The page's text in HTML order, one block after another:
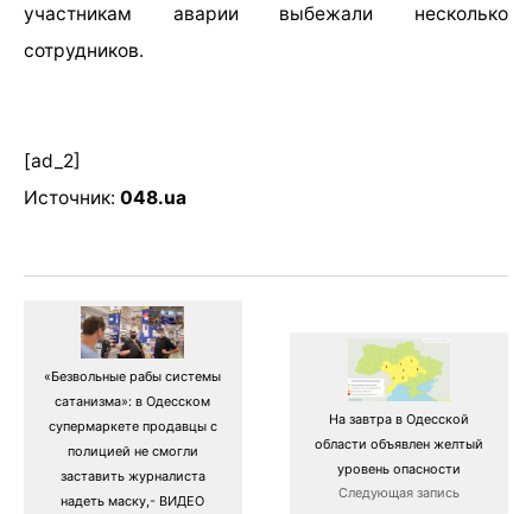
участникам аварии выбежали несколько
сотрудников.
[ad_2]
Источник: 048.ua
«Безвольные рабы системы
сатанизма»: в Одесском
супермаркете продавцы с
полицией не смогли
заставить журналиста
надеть маску,- ВИДЕО
На завтра в Одесской
области объявлен желтый
уровень опасности
Следующая запись